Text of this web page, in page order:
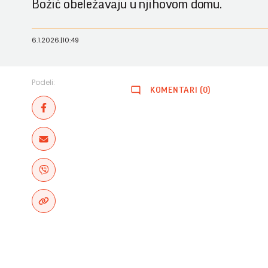
Božić obeležavaju u njihovom domu.
6.1.2026.|10:49
Podeli:
KOMENTARI (0)